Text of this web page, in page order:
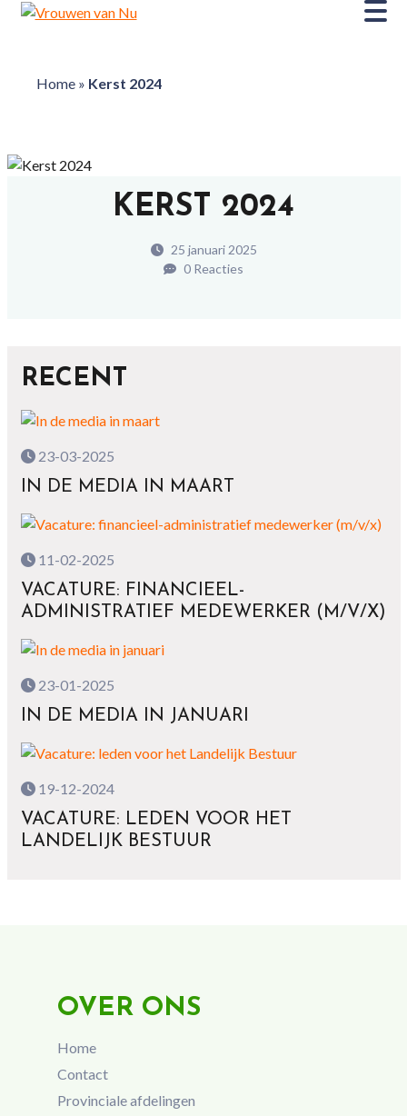
Home» Kerst 2024
KERST 2024
25 januari 2025
0 Reacties
RECENT
23-03-2025
IN DE MEDIA IN MAART
11-02-2025
VACATURE: FINANCIEEL-
ADMINISTRATIEF MEDEWERKER (M/V/X)
23-01-2025
IN DE MEDIA IN JANUARI
19-12-2024
VACATURE: LEDEN VOOR HET
LANDELIJK BESTUUR
OVER ONS
Home
Contact
Provinciale afdelingen